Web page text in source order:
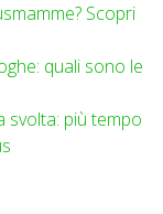
Scopri
quali sono le
svolta: più tempo